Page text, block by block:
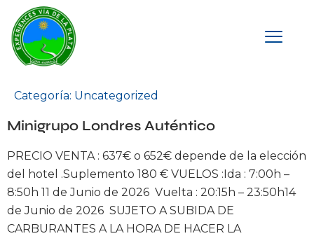
Categoría: Uncategorized
Minigrupo Londres Auténtico
PRECIO VENTA : 637€ o 652€ depende de la elección
del hotel .Suplemento 180 € VUELOS :Ida : 7:00h –
8:50h 11 de Junio de 2026 Vuelta : 20:15h – 23:50h14
de Junio de 2026 SUJETO A SUBIDA DE
CARBURANTES A LA HORA DE HACER LA